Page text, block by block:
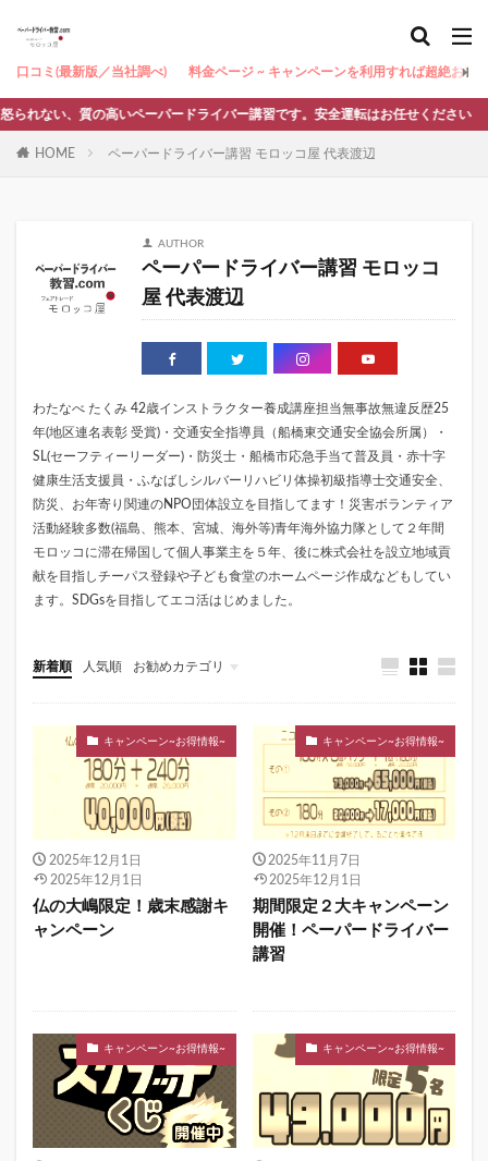
口コミ(最新版／当社調べ) 料金ページ ~ キャンペーンを利用すれば超絶お得 ~
ない、質の高いペーパードライバー講習です。安全運転はお任せください
HOME ペーパードライバー講習 モロッコ屋 代表渡辺
AUTHOR
ペーパードライバー講習 モロッコ
屋 代表渡辺
わたなべ たくみ 42歳インストラクター養成講座担当無事故無違反歴25
年(地区連名表彰 受賞)・交通安全指導員（船橋東交通安全協会所属）・
SL(セーフティーリーダー)・防災士・船橋市応急手当て普及員・赤十字
健康生活支援員・ふなばしシルバーリハビリ体操初級指導士交通安全、
防災、お年寄り関連のNPO団体設立を目指してます！災害ボランティア
活動経験多数(福島、熊本、宮城、海外等)青年海外協力隊として２年間
モロッコに滞在帰国して個人事業主を５年、後に株式会社を設立地域貢
献を目指しチーパス登録や子ども食堂のホームページ作成などもしてい
ます。SDGsを目指してエコ活はじめました。
新着順 人気順 お勧めカテゴリ
キャンペーン~お得情報~
2025年12月1日
2025年12月1日
仏の大嶋限定！歳末感謝キ
ャンペーン
キャンペーン~お得情報~
2025年11月7日
2025年12月1日
期間限定２大キャンペーン
開催！ペーパードライバー
講習
キャンペーン~お得情報~ キャンペーン~お得情報~